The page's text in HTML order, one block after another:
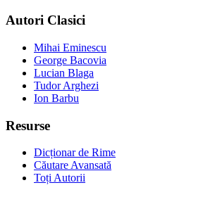
Autori Clasici
Mihai Eminescu
George Bacovia
Lucian Blaga
Tudor Arghezi
Ion Barbu
Resurse
Dicționar de Rime
Căutare Avansată
Toți Autorii